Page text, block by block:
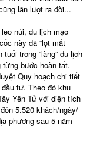
lần lượt ra đời...
núi, du lịch mạo
này đã “lọt mắt
trong “làng” du lịch
bước hoàn tất.
Quy hoạch chi tiết
tư. Theo đó khu
Yên Tử với diện tích
5.520 khách/ngày/
phương sau 5 năm